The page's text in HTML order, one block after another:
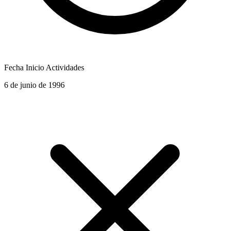
Fecha Inicio Actividades
6 de junio de 1996